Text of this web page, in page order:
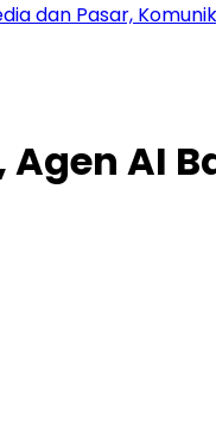
dan Pasar,
AI